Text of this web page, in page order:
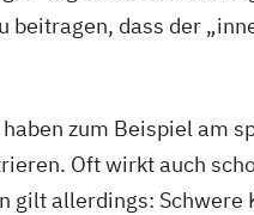
beitragen, dass der
zum Beispiel am
Oft wirkt auch
gilt allerdings: Schwere